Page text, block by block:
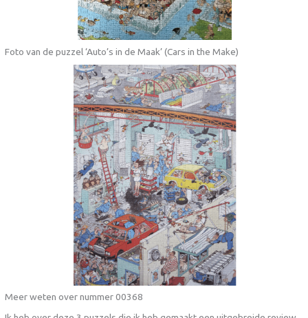
Foto van de puzzel ‘Auto’s in de Maak’ (Cars in the Make)
Meer weten over nummer 00368